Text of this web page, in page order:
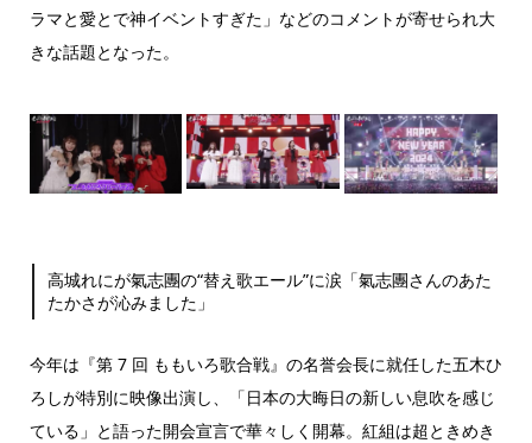
ラマと愛とで神イベントすぎた」などのコメントが寄せられ大
きな話題となった。
高城れにが氣志團の“替え歌エール”に涙「氣志團さんのあた
たかさが沁みました」
今年は『第 7 回 ももいろ歌合戦』の名誉会長に就任した五木ひ
ろしが特別に映像出演し、「日本の大晦日の新しい息吹を感じ
ている」と語った開会宣言で華々しく開幕。紅組は超ときめき